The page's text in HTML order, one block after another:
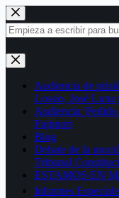
Saltar
al
contenido
Sin
resultados
Audiencia de
Lossio, José Luna
Audiencia:
Fujimori
Blog
Debate de la
Tribunal
ESTAMOS EN
Informes